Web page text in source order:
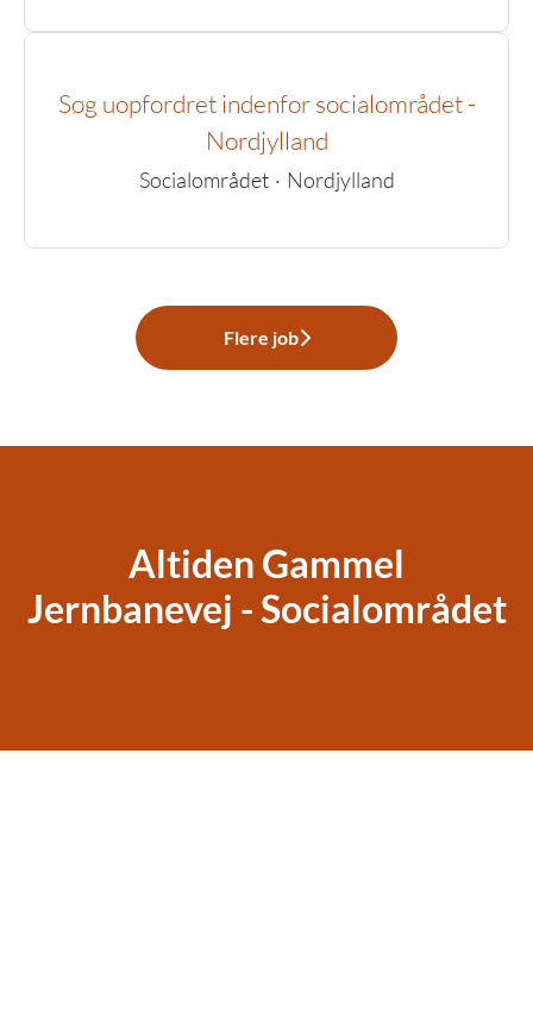
Søg uopfordret indenfor socialområdet -
Nordjylland
Socialområdet · Nordjylland
Flere job
Altiden Gammel
Jernbanevej - Socialområdet